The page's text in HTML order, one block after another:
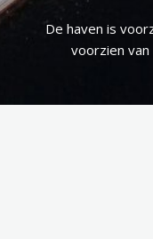
De haven is
voorzien van